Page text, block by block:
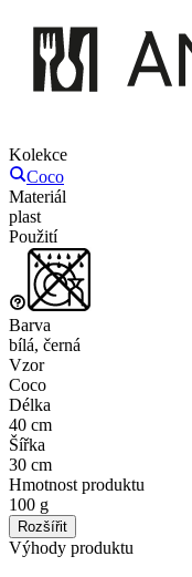
Kolekce
Coco
Materiál
plast
Použití
Barva
bílá, černá
Vzor
Coco
Délka
40 cm
Šířka
30 cm
Hmotnost produktu
100 g
Rozšířit
Výhody produktu